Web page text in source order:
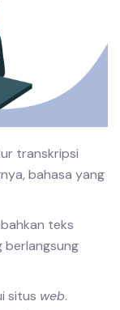
transkripsi
bahasa yang
teks
berlangsung
situs web.